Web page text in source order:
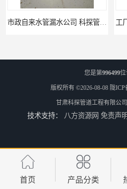
公
工厂管道工程 科探管道工程
您是第996499
版权所有 ©2026-08-08 陇ICP
甘肃科探管道工程有限公司
技术支持： 八方资源网 免责声
首页 产品分类